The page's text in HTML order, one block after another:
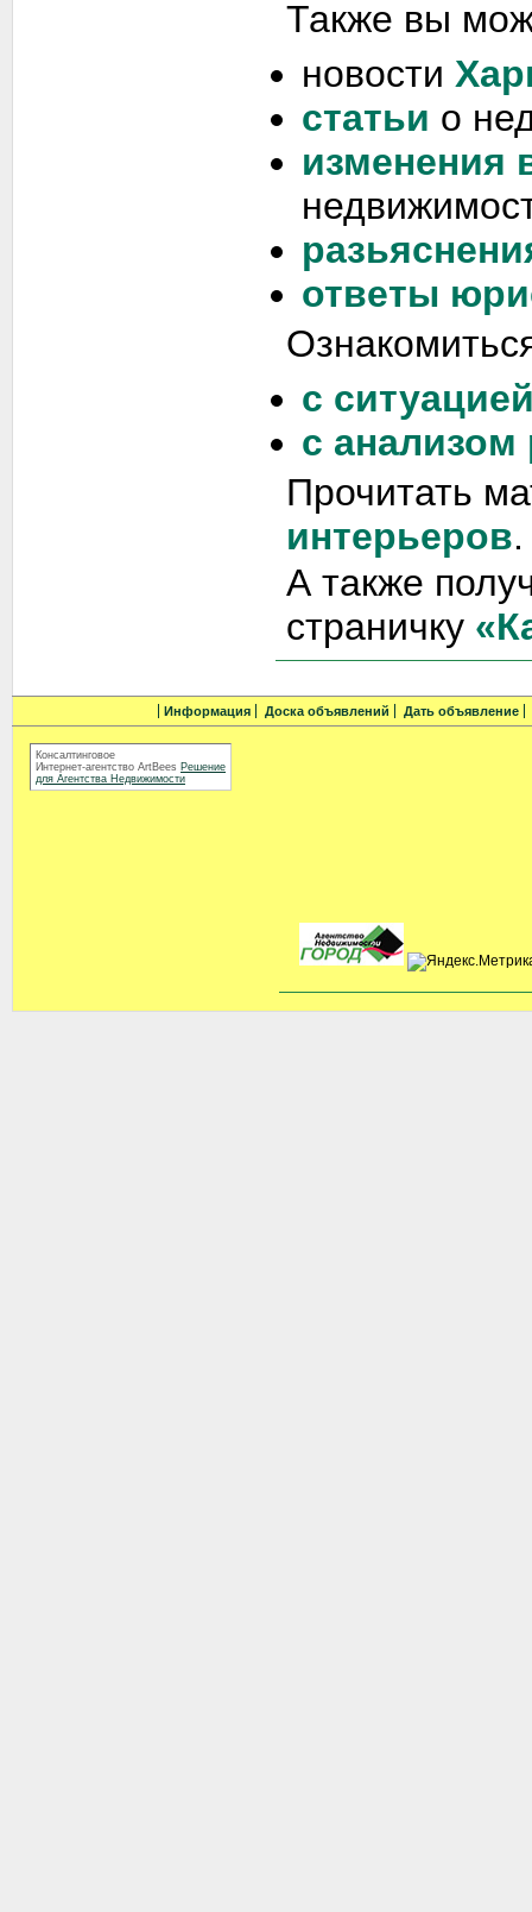
Также вы
новости
статьи о
изменения
ответы
с
с
Прочитать
интерьеров.
А также
страничку
Информация Доска объявлений Дать объявление
Консалтинговое
Интернет-агентство ArtBees Решение
для Агентства Недвижимости